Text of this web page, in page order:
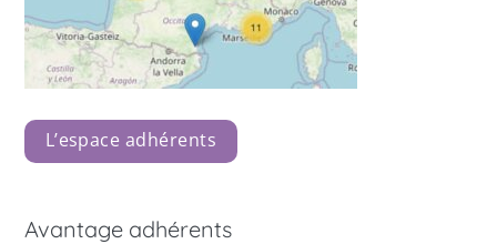
L’espace adhérents
Avantage adhérents